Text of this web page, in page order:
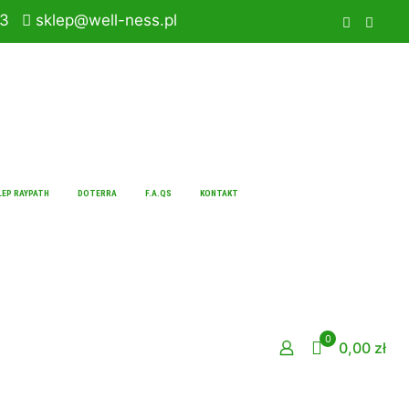
sklep@well-ness.pl
RAYPATH DOTERRA F.A.QS KONTAKT
0 0,00 zł